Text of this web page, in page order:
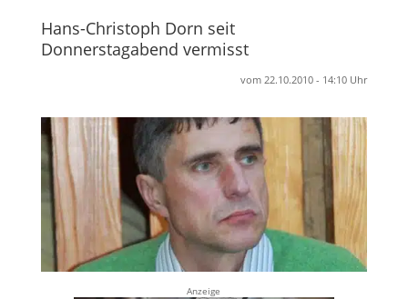
Hans-Christoph Dorn seit
Donnerstagabend vermisst
vom 22.10.2010 - 14:10 Uhr
Anzeige